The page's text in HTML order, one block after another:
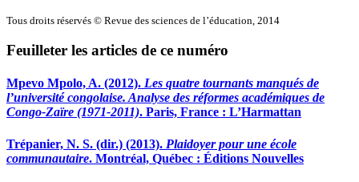
Tous droits réservés © Revue des sciences de l’éducation, 2014
Feuilleter les articles de ce numéro
Mpevo Mpolo, A. (2012). Les quatre tournants manqués de
l’université congolaise. Analyse des réformes académiques de
Congo-Zaïre (1971-2011). Paris, France : L’Harmattan
Trépanier, N. S. (dir.) (2013). Plaidoyer pour une école
communautaire. Montréal, Québec : Éditions Nouvelles